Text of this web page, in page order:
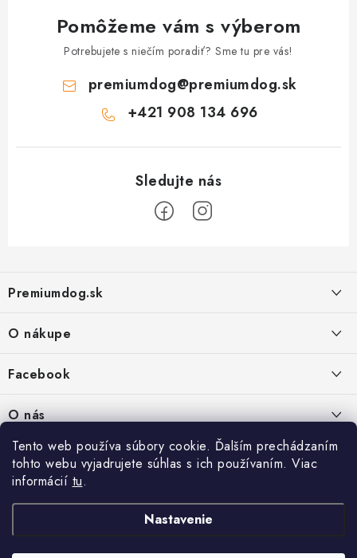
Tento web používa súbory cookie. Ďalším prechádzaním
tohto webu vyjadrujete súhlas s ich používaním. Viac
informácií tu.
Nastavenie
Pomôžeme vám s výberom
Potrebujete s niečím poradiť? Sme tu pre vás!
premiumdog@premiumdog.sk
+421 908 134 696
p
ä
Premiumdog.sk
PREDAJŇA:
Petőfiho 65
Štúrovo 943 01
Po-Pia - 8:00-18:00
O nákupe
Doprava a platba
Ochrana osobných údajov
Vrátanie tovaru
Reklamácie
Facebook
O nás
Kontakty
Prečo nakúpiť u nás
Predajňa